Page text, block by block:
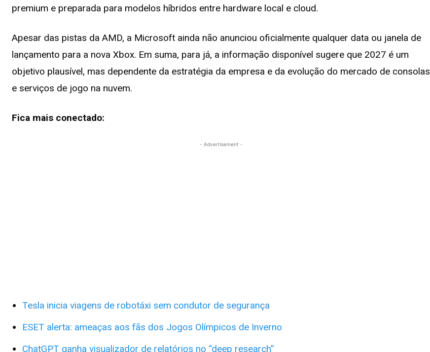
premium e preparada para modelos híbridos entre hardware local e cloud.
Apesar das pistas da AMD, a Microsoft ainda não anunciou oficialmente qualquer data ou janela de
lançamento para a nova Xbox. Em suma, para já, a informação disponível sugere que 2027 é um
objetivo plausível, mas dependente da estratégia da empresa e da evolução do mercado de consolas
e serviços de jogo na nuvem.
Fica mais conectado:
- Advertisement -
Tesla inicia viagens de robotáxi sem condutor de segurança
ESET alerta: ameaças aos fãs dos Jogos Olímpicos de Inverno
ChatGPT ganha visualizador de relatórios no “deep research”